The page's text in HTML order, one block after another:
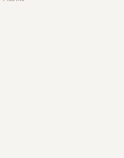
き助かりました！